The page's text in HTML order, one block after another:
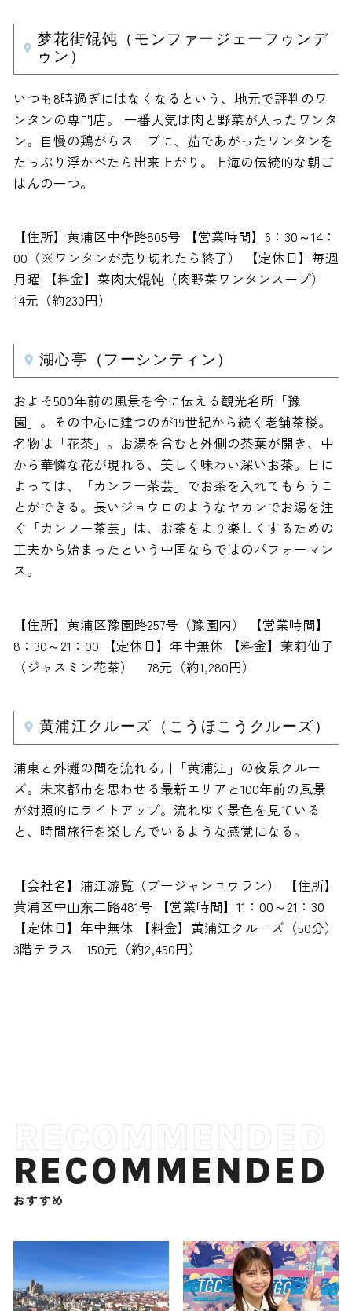
梦花街馄饨（モンファージェーフゥンデ
ゥン）
いつも8時過ぎにはなくなるという、地元で評判のワ
ンタンの専門店。 一番人気は肉と野菜が入ったワンタ
ン。自慢の鶏がらスープに、茹であがったワンタンを
たっぷり浮かべたら出来上がり。上海の伝統的な朝ご
はんの一つ。
【住所】黄浦区中华路805号 【営業時間】6：30～14：
00（※ワンタンが売り切れたら終了） 【定休日】毎週
月曜 【料金】菜肉大馄饨（肉野菜ワンタンスープ）
14元（約230円）
湖心亭（フーシンティン）
およそ500年前の風景を今に伝える観光名所「豫
園」。その中心に建つのが19世紀から続く老舗茶楼。
名物は「花茶」。お湯を含むと外側の茶葉が開き、中
から華憐な花が現れる、美しく味わい深いお茶。日に
よっては、「カンフー茶芸」でお茶を入れてもらうこ
とができる。長いジョウロのようなヤカンでお湯を注
ぐ「カンフー茶芸」は、お茶をより楽しくするための
工夫から始まったという中国ならではのパフォーマン
ス。
【住所】黄浦区豫園路257号（豫園内） 【営業時間】
8：30～21：00 【定休日】年中無休 【料金】茉莉仙子
（ジャスミン花茶） 78元（約1,280円）
黄浦江クルーズ（こうほこうクルーズ）
浦東と外灘の間を流れる川「黄浦江」の夜景クルー
ズ。未来都市を思わせる最新エリアと100年前の風景
が対照的にライトアップ。流れゆく景色を見ている
と、時間旅行を楽しんでいるような感覚になる。
【会社名】浦江游覧（プージャンユウラン） 【住所】
黄浦区中山东二路481号 【営業時間】11：00～21：30
【定休日】年中無休 【料金】黄浦江クルーズ（50分）
3階テラス 150元（約2,450円）
RECOMMENDED
おすすめ